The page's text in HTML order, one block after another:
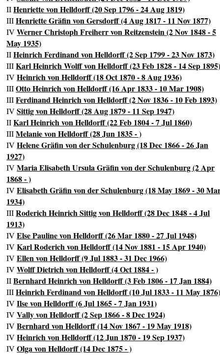
IIHenriette von Helldorff (20 Sep 1796 - 24 Aug 1819)
IIIHenriette Gräfin von Gersdorff (4 Aug 1817 - 11 Nov 1877)
IVWerner Christoph Freiherr von Reitzenstein (2 Nov 1848 - 5
May 1935)
IIHeinrich Ferdinand von Helldorff (2 Sep 1799 - 23 Nov 1873)
IIIKarl Heinrich Wolff von Helldorff (23 Feb 1828 - 14 Sep
IVHeinrich von Helldorff (18 Oct 1870 - 8 Aug 1936)
IIIOtto Heinrich von Helldorff (16 Apr 1833 - 10 Mar 1908)
IIIFerdinand Heinrich von Helldorff (2 Nov 1836 - 10 Feb 1893)
IVSittig von Helldorff (28 Aug 1879 - 11 Sep 1947)
IIKarl Heinrich von Helldorff (22 Feb 1804 - 7 Jul 1860)
IIIMelanie von Helldorff (28 Jun 1835 - )
IVHelene Gräfin von der Schulenburg (18 Dec 1866 - 26 Jan
1927)
IVMaria Elisabeth Ursula Gräfin von der Schulenburg (2 Apr
1868 - )
IVElisabeth Gräfin von der Schulenburg (18 May 1869 - 30
1934)
IIIRoderich Heinrich Sittig von Helldorff (28 Dec 1848 - 4 Jul
1913)
IVElse Pauline von Helldorff (26 Mar 1880 - 27 Jul 1948)
IVKarl Roderich von Helldorff (14 Nov 1881 - 15 Apr 1940)
IVEllen von Helldorff (9 Jul 1883 - 31 Dec 1966)
IVWolff Dietrich von Helldorff (4 Oct 1884 - )
IIBernhard Heinrich von Helldorff (3 Feb 1806 - 17 Jan 1884)
IIIHeinrich Ferdinand von Helldorff (10 Jul 1833 - 11 May
IVIlse von Helldorff (6 Jul 1865 - 7 Jan 1931)
IVVally von Helldorff (2 Sep 1866 - 8 Dec 1924)
IVBernhard von Helldorff (14 Nov 1867 - 19 May 1918)
IVHeinrich von Helldorff (12 Jun 1870 - 19 Sep 1937)
IVOlga von Helldorff (14 Dec 1875 - )